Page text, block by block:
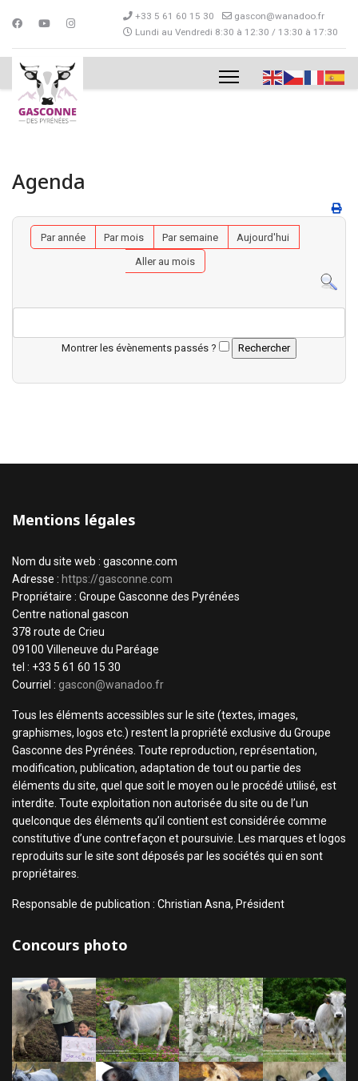
+33 5 61 60 15 30
gascon@wanadoo.fr
Lundi au Vendredi 8:30 à 12:30 / 13:30 à 17:30
Agenda
Par année Par mois Par semaine
Aujourd'hui
Aller au mois
Montrer les évènements passés ?
Mentions légales
Nom du site web : gasconne.com
Adresse : https://gasconne.com
Propriétaire : Groupe Gasconne des Pyrénées
Centre national gascon
378 route de Crieu
09100 Villeneuve du Paréage
tel : +33 5 61 60 15 30
Courriel : gascon@wanadoo.fr
Tous les éléments accessibles sur le site (textes, images,
graphismes, logos etc.) restent la propriété exclusive du Groupe
Gasconne des Pyrénées. Toute reproduction, représentation,
modification, publication, adaptation de tout ou partie des
éléments du site, quel que soit le moyen ou le procédé utilisé, est
interdite. Toute exploitation non autorisée du site ou de l’un
quelconque des éléments qu’il contient est considérée comme
constitutive d’une contrefaçon et poursuivie. Les marques et logos
reproduits sur le site sont déposés par les sociétés qui en sont
propriétaires.
Responsable de publication : Christian Asna, Président
Concours photo